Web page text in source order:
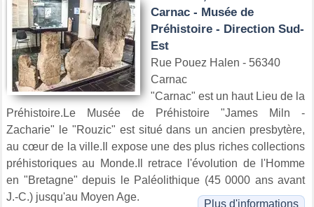
Carnac - Musée de
Préhistoire - Direction Sud-
Est
Rue Pouez Halen - 56340
Carnac
"Carnac" est un haut Lieu de la
Préhistoire.Le Musée de Préhistoire "James Miln -
Zacharie" le "Rouzic" est situé dans un ancien presbytère,
au cœur de la ville.Il expose une des plus riches collections
préhistoriques au Monde.Il retrace l'évolution de l'Homme
en "Bretagne" depuis le Paléolithique (45 0000 ans avant
J.-C.) jusqu'au Moyen Age.
Plus d'informations